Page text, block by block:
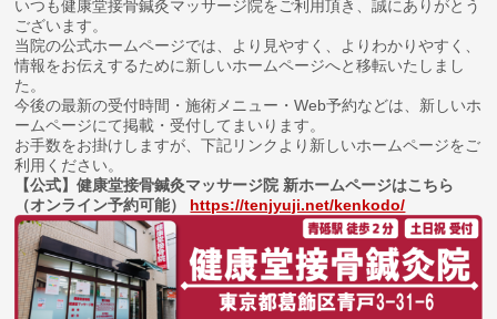
いつも健康堂接骨鍼灸マッサージ院をご利用頂き、誠にありがとう
ございます。
当院の公式ホームページでは、より見やすく、よりわかりやすく、
情報をお伝えするために新しいホームページへと移転いたしまし
た。
今後の最新の受付時間・施術メニュー・Web予約などは、新しいホ
ームページにて掲載・受付してまいります。
お手数をお掛けしますが、下記リンクより新しいホームページをご
利用ください。
【公式】健康堂接骨鍼灸マッサージ院 新ホームページはこちら
（オンライン予約可能） https://tenjyuji.net/kenkodo/